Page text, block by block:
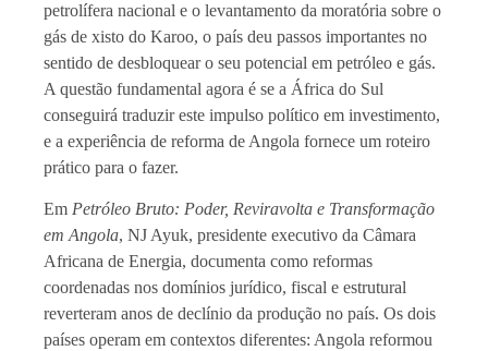
petrolífera nacional e o levantamento da moratória sobre o
gás de xisto do Karoo, o país deu passos importantes no
sentido de desbloquear o seu potencial em petróleo e gás.
A questão fundamental agora é se a África do Sul
conseguirá traduzir este impulso político em investimento,
e a experiência de reforma de Angola fornece um roteiro
prático para o fazer.
Em Petróleo Bruto: Poder, Reviravolta e Transformação
em Angola, NJ Ayuk, presidente executivo da Câmara
Africana de Energia, documenta como reformas
coordenadas nos domínios jurídico, fiscal e estrutural
reverteram anos de declínio da produção no país. Os dois
países operam em contextos diferentes: Angola reformou